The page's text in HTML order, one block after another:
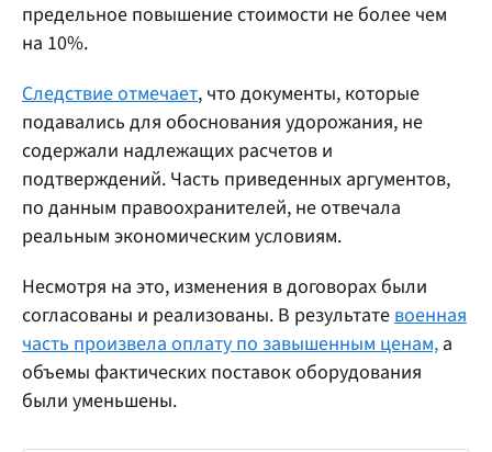
предельное повышение стоимости не более чем
на 10%.
Следствие отмечает, что документы, которые
подавались для обоснования удорожания, не
содержали надлежащих расчетов и
подтверждений. Часть приведенных аргументов,
по данным правоохранителей, не отвечала
реальным экономическим условиям.
Несмотря на это, изменения в договорах были
согласованы и реализованы. В результатевоенная
часть произвела оплату по завышенным ценам, а
объемы фактических поставок оборудования
были уменьшены.